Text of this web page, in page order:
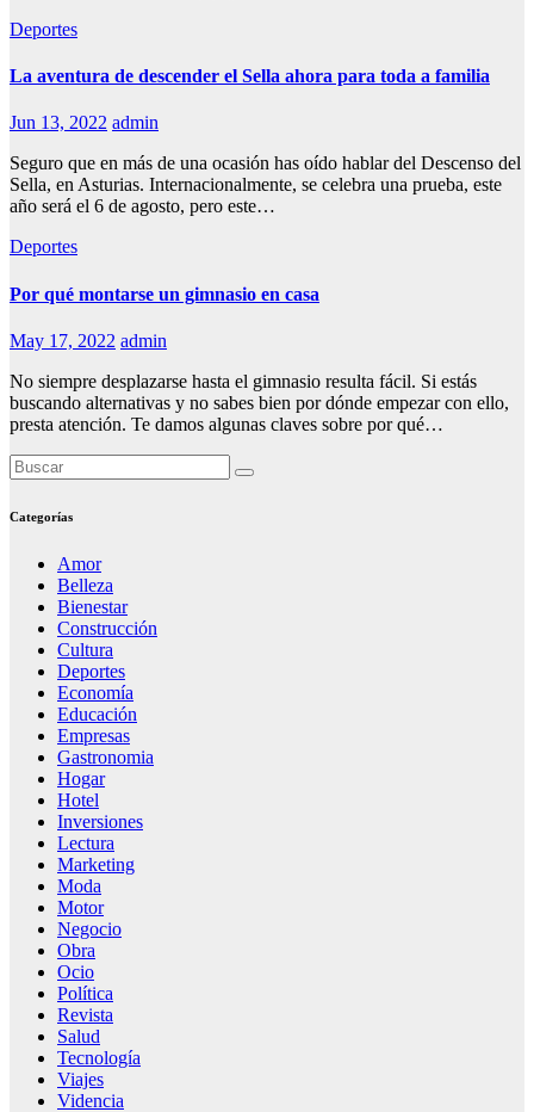
Deportes
La aventura de descender el Sella ahora para toda a familia
Jun 13, 2022 admin
Seguro que en más de una ocasión has oído hablar del Descenso del
Sella, en Asturias. Internacionalmente, se celebra una prueba, este
año será el 6 de agosto, pero este…
Deportes
Por qué montarse un gimnasio en casa
May 17, 2022 admin
No siempre desplazarse hasta el gimnasio resulta fácil. Si estás
buscando alternativas y no sabes bien por dónde empezar con ello,
presta atención. Te damos algunas claves sobre por qué…
Categorías
Amor
Belleza
Bienestar
Construcción
Cultura
Deportes
Economía
Educación
Empresas
Gastronomia
Hogar
Hotel
Inversiones
Lectura
Marketing
Moda
Motor
Negocio
Obra
Ocio
Política
Revista
Salud
Tecnología
Viajes
Videncia